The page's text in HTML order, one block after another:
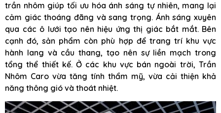
trần nhôm giúp tối ưu hóa ánh sáng tự nhiên, mang lại
cảm giác thoáng đãng và sang trọng. Ánh sáng xuyên
qua các ô lưới tạo nên hiệu ứng thị giác bắt mắt. Bên
cạnh đó, sản phẩm còn phù hợp để trang trí khu vực
hành lang và cầu thang, tạo nên sự liền mạch trong
tổng thể thiết kế. Ở các khu vực bán ngoài trời, Trần
Nhôm Caro vừa tăng tính thẩm mỹ, vừa cải thiện khả
năng thông gió và thoát nhiệt.